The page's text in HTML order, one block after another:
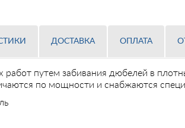
ДОСТАВКА ОПЛАТА
работ путем забивания дюбелей в
по мощности и снабжаются